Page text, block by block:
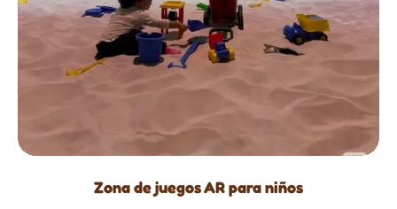
Zona de juegos AR para niños